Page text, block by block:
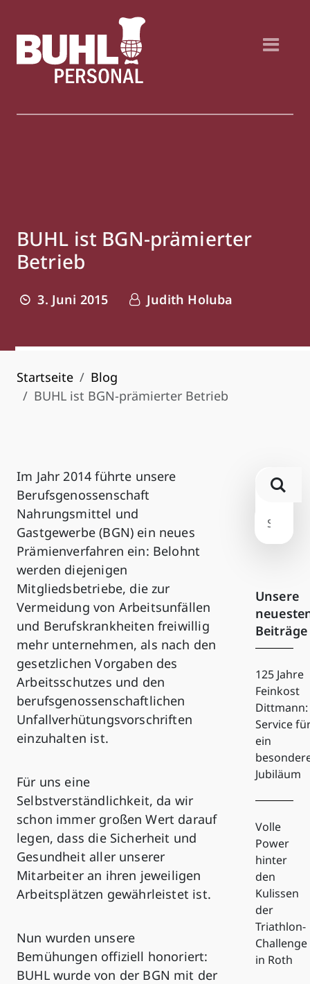
BUHL ist BGN-prämierter
Betrieb
3. Juni 2015 Judith Holuba
Startseite
Blog
BUHL ist BGN-prämierter Betrieb
Im Jahr 2014 führte unsere
Berufsgenossenschaft
Nahrungsmittel und
Gastgewerbe (BGN) ein neues
Prämienverfahren ein: Belohnt
werden diejenigen
Mitgliedsbetriebe, die zur
Vermeidung von Arbeitsunfällen
und Berufskrankheiten freiwillig
mehr unternehmen, als nach den
gesetzlichen Vorgaben des
Arbeitsschutzes und den
berufsgenossenschaftlichen
Unfallverhütungsvorschriften
einzuhalten ist.
Für uns eine
Selbstverständlichkeit, da wir
schon immer großen Wert darauf
legen, dass die Sicherheit und
Gesundheit aller unserer
Mitarbeiter an ihren jeweiligen
Arbeitsplätzen gewährleistet ist.
Nun wurden unsere
Bemühungen offiziell honoriert:
BUHL wurde von der BGN mit der
Unsere
Beiträge
125 Jahre
Feinkost
Dittmann:
Service
ein
Jubiläum
Volle
Power
hinter
den
Kulissen
der
Triathlon-
Challenge
in Roth